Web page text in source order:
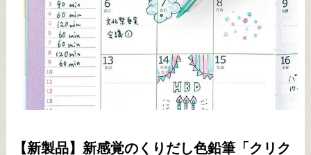
【新製品】新感覚のくりだし色鉛筆「クリク